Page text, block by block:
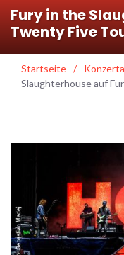
Fury in the
Twenty Five
Startseite /
Slaughterhouse auf